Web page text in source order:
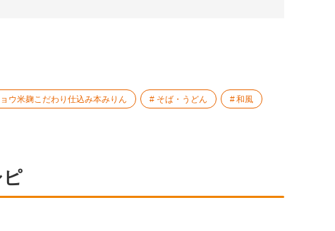
ウ米麹こだわり仕込み本みりん そば・うどん 和風